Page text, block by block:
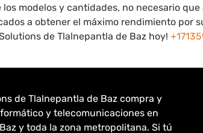
los modelos y cantidades, no necesario
a obtener el máximo rendimiento por
de Tlalnepantla de Baz hoy!
de Tlalnepantla de Baz compra y
y telecomunicaciones en
y toda la zona metropolitana. Si tú